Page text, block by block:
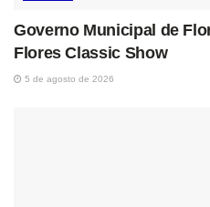
Governo Municipal de
Flores Classic Show
5 de agosto de 2026